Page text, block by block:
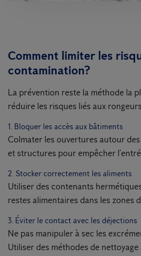
Comment limiter les
contamination?
La prévention reste la méthode la
réduire les risques liés aux
1. Bloquer les accès aux bâtiments
Colmater les ouvertures autour
et structures pour empêcher
2. Stocker correctement les aliments
Utiliser des contenants
restes alimentaires dans les zones
3. Éviter le contact avec les déjections
Ne pas manipuler à sec les
Utiliser des méthodes de nettoyage